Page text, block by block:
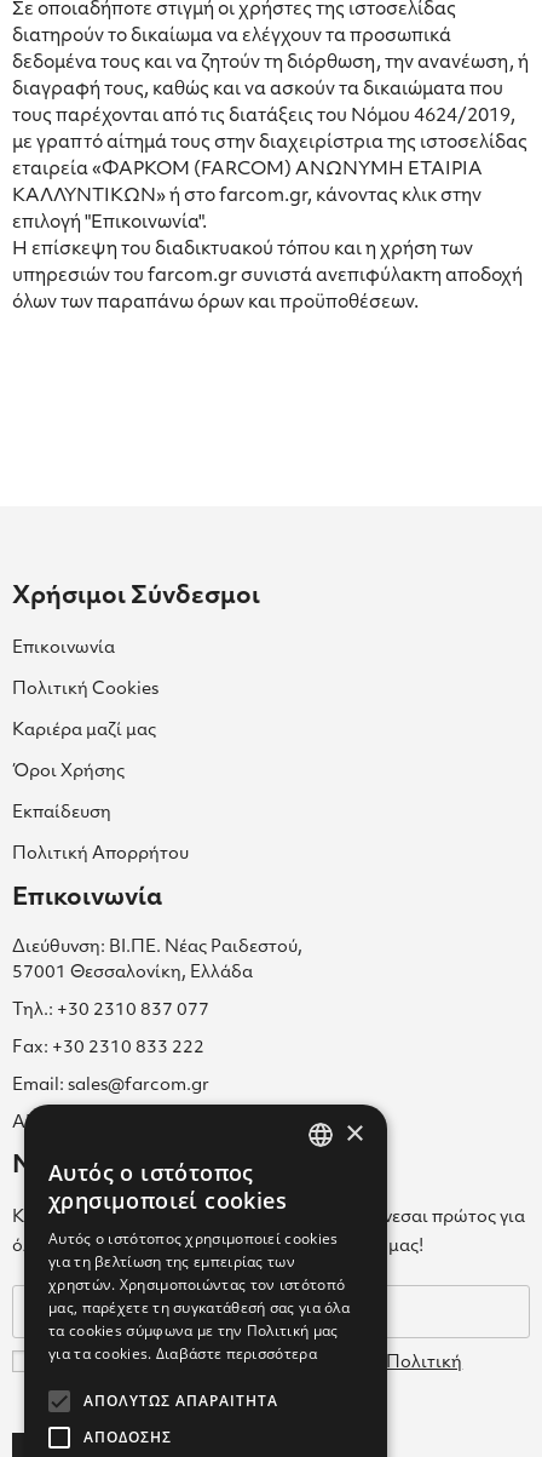
Σε οποιαδήποτε στιγμή οι χρήστες της ιστοσελίδας
διατηρούν το δικαίωμα να ελέγχουν τα προσωπικά
δεδομένα τους και να ζητούν τη διόρθωση, την ανανέωση, ή
διαγραφή τους, καθώς και να ασκούν τα δικαιώματα που
τους παρέχονται από τις διατάξεις του Νόμου 4624/2019,
με γραπτό αίτημά τους στην διαχειρίστρια της ιστοσελίδας
εταιρεία «ΦΑΡΚΟΜ (FARCOM) ΑΝΩΝΥΜΗ ΕΤΑΙΡΙΑ
ΚΑΛΛΥΝΤΙΚΩΝ» ή στο farcom.gr, κάνοντας κλικ στην
επιλογή "Επικοινωνία".
Η επίσκεψη του διαδικτυακού τόπου και η χρήση των
υπηρεσιών του farcom.gr συνιστά ανεπιφύλακτη αποδοχή
όλων των παραπάνω όρων και προϋποθέσεων.
Χρήσιμοι Σύνδεσμοι
Επικοινωνία
Πολιτική Cookies
Καριέρα μαζί μας
Όροι Χρήσης
Εκπαίδευση
Πολιτική Απορρήτου
Επικοινωνία
Διεύθυνση: ΒΙ.ΠΕ. Νέας Ραιδεστού,
57001 Θεσσαλονίκη, Ελλάδα
Τηλ.: +30 2310 837 077
Fax: +30 2310 833 222
Email: sales@farcom.gr
ΑΡ.Γ.Ε.ΜΗ. 038365205000
Newsletter
Κάνε εγγραφή στο Newsletter για να ενημερώνεσαι πρώτος για
όλα τα νέα μας και τα ολοκαίνουρια προϊόντα μας!
Συμφωνώ με τουςΌρους Χρήσης
Πολιτική
Δεδομένων
×
Αυτός ο ιστότοπος
χρησιμοποιεί cookies
Αυτός ο ιστότοπος χρησιμοποιεί cookies
για τη βελτίωση της εμπειρίας των
χρηστών. Χρησιμοποιώντας τον ιστότοπό
μας, παρέχετε τη συγκατάθεσή σας για όλα
τα cookies σύμφωνα με την Πολιτική μας
για τα cookies. Διαβάστε περισσότερα
ΑΠΟΛΎΤΩΣ ΑΠΑΡΑΊΤΗΤΑ
ΑΠΌΔΟΣΗΣ